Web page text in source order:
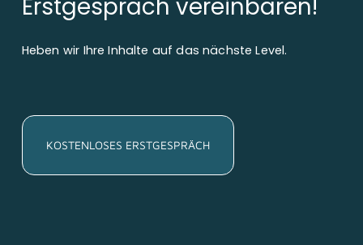
Erstgespräch vereinbaren!
Heben wir Ihre Inhalte auf das nächste Level.
KOSTENLOSES ERSTGESPRÄCH